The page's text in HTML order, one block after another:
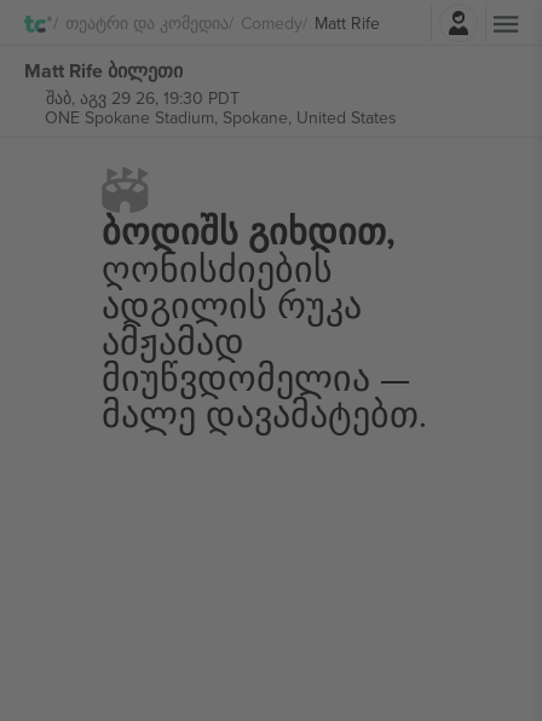
Თეატრი Და Კომედია Comedy Matt Rife
შესვლა
Matt Rife ბილეთი
შაბ, აგვ 29 26, 19:30 PDT
ONE Spokane Stadium, Spokane, United States
Ბოდიშს Გიხდით,
Ღონისძიების
Ადგილის Რუკა
Ამჟამად
Მიუწვდომელია —
Მალე Დავამატებთ.